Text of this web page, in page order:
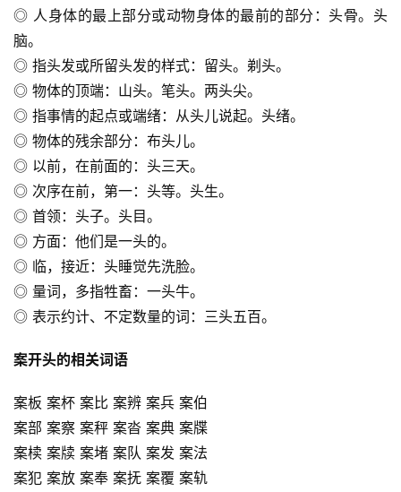
◎ 人身体的最上部分或动物身体的最前的部分：头骨。头
脑。
◎ 指头发或所留头发的样式：留头。剃头。
◎ 物体的顶端：山头。笔头。两头尖。
◎ 指事情的起点或端绪：从头儿说起。头绪。
◎ 物体的残余部分：布头儿。
◎ 以前，在前面的：头三天。
◎ 次序在前，第一：头等。头生。
◎ 首领：头子。头目。
◎ 方面：他们是一头的。
◎ 临，接近：头睡觉先洗脸。
◎ 量词，多指牲畜：一头牛。
◎ 表示约计、不定数量的词：三头五百。
案开头的相关词语
案板 案杯 案比 案辨 案兵 案伯
案部 案察 案秤 案沓 案典 案牒
案椟 案牍 案堵 案队 案发 案法
案犯 案放 案奉 案抚 案覆 案轨